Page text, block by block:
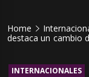
Home
destaca un cambio
INTERNACIONALES